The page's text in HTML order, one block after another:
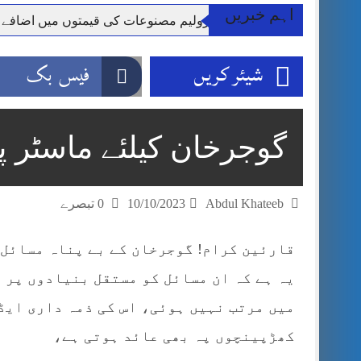
اہم خبریں
**راولپنڈی: پٹرولیم مصنوعات کی قیمتوں میں
آئی ایم ایف مخصوص اوقات میں سستی بجلی کی
قائداعظم نامی شہری کا شناختی کارڈ بلاک،عدالت
اسلام آباد میں غیرملکی وفود کی آمد کے موقع پر ڈیوٹی سے غائب پولیس اہلکاروں
مون سون بارشیں، لینڈ سلائیڈنگ اور کوٹلی ستیاں کے
شیئر کریں فیس بک
گوجرخان کیلئے
Abdul Khateeb
10/10/2023
قارئین کرام! گوجرخان کے بے پناہ
یہ ہے کہ ان مسائل کو مستقل بنیادوں
میں مرتب نہیں ہوئی، اس کی ذمہ داری
کھڑپینچوں پہ بھی عائد ہوتی ہے،